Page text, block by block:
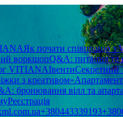
Як почати співпрацю з
воркшопQ&A: питання та
VITIANAІвентиСекретний
з креативом»
бронювання вілл та
Реєстрація
+380443339193